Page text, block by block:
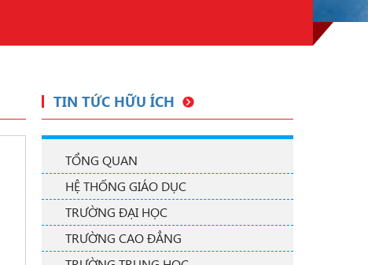
TIN TỨC HỮU ÍCH
TỔNG QUAN
HỆ THỐNG GIÁO DỤC
TRƯỜNG ĐẠI HỌC
TRƯỜNG CAO ĐẲNG